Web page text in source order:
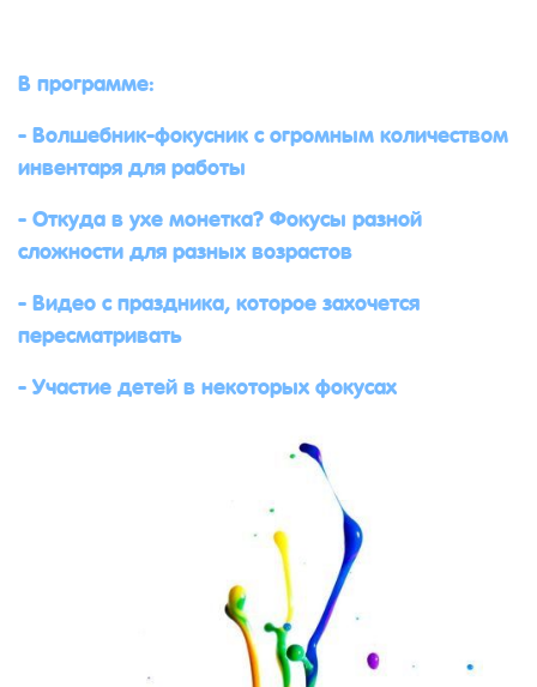
В программе:
- Волшебник-фокусник с огромным количеством
инвентаря для работы
- Откуда в ухе монетка? Фокусы разной
сложности для разных возрастов
- Видео с праздника, которое захочется
пересматривать
- Участие детей в некоторых фокусах